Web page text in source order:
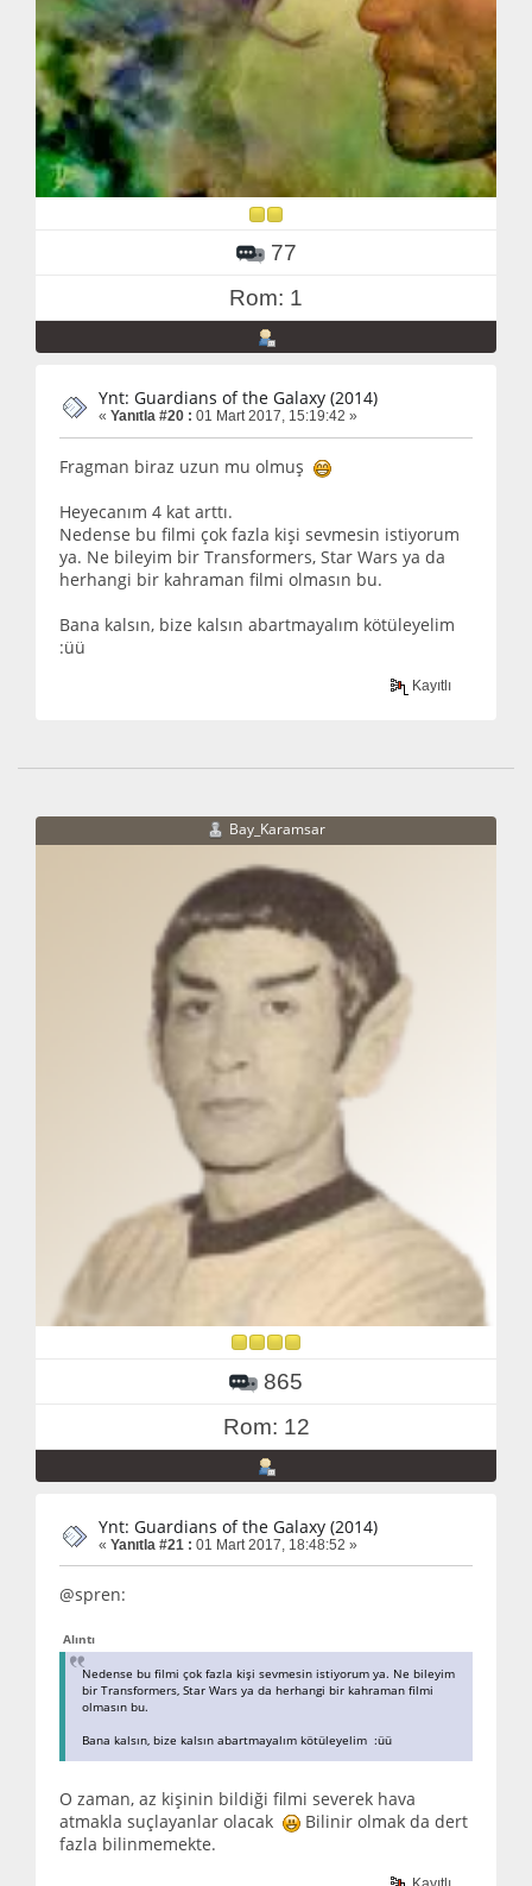
77
Rom: 1
Ynt: Guardians of the Galaxy (2014)
« Yanıtla #20 : 01 Mart 2017, 15:19:42 »
Fragman biraz uzun mu olmuş
Heyecanım 4 kat arttı.
Nedense bu filmi çok fazla kişi sevmesin istiyorum
ya. Ne bileyim bir Transformers, Star Wars ya da
herhangi bir kahraman filmi olmasın bu.
Bana kalsın, bize kalsın abartmayalım kötüleyelim
:üü
Kayıtlı
Bay_Karamsar
865
Rom: 12
Ynt: Guardians of the Galaxy (2014)
« Yanıtla #21 : 01 Mart 2017, 18:48:52 »
@spren:
Alıntı
Nedense bu filmi çok fazla kişi sevmesin istiyorum ya. Ne bileyim
bir Transformers, Star Wars ya da herhangi bir kahraman filmi
olmasın bu.
Bana kalsın, bize kalsın abartmayalım kötüleyelim :üü
O zaman, az kişinin bildiği filmi severek hava
atmakla suçlayanlar olacak
Bilinir olmak da dert
fazla bilinmemekte.